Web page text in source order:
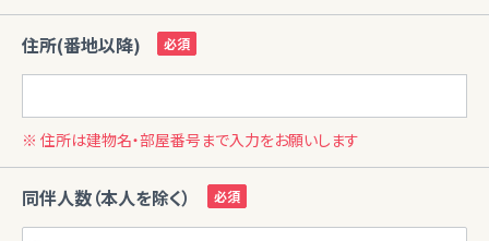
住所(番地以降)
※ 住所は建物名・部屋番号まで入力をお願いします
同伴人数（本人を除く）